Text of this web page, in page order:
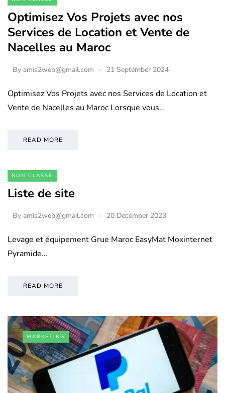
Optimisez Vos Projets avec nos
Services de Location et Vente de
Nacelles au Maroc
By amis2web@gmail.com 21 September 2024
Optimisez Vos Projets avec nos Services de Location et
Vente de Nacelles au Maroc Lorsque vous…
READ MORE
NON CLASSÉ
Liste de site
By amis2web@gmail.com 20 December 2023
Levage et équipement Grue Maroc EasyMat Moxinternet
Pyramide…
READ MORE
MARKETING